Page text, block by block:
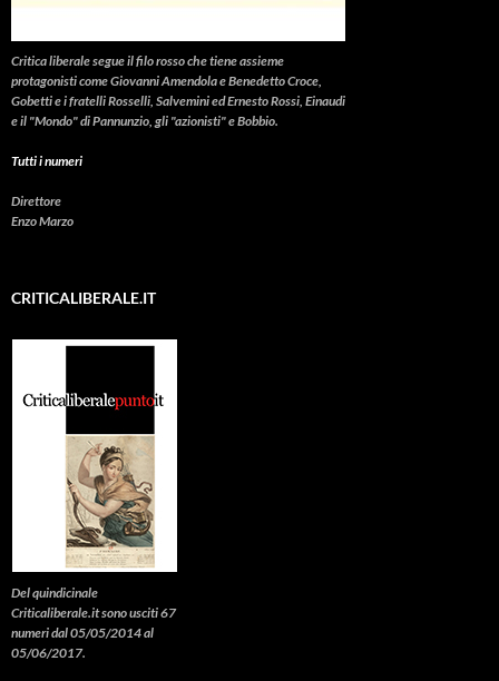
Critica liberalesegue il filo rosso che tiene assieme
protagonisti come Giovanni Amendola e Benedetto Croce,
Gobetti e i fratelli Rosselli, Salvemini ed Ernesto Rossi, Einaudi
e il "Mondo" di Pannunzio, gli "azionisti" e Bobbio.
Tutti i numeri
Direttore
Enzo Marzo
CRITICALIBERALE.IT
Del quindicinale
Criticaliberale.it sono usciti 67
numeri dal 05/05/2014 al
05/06/2017.